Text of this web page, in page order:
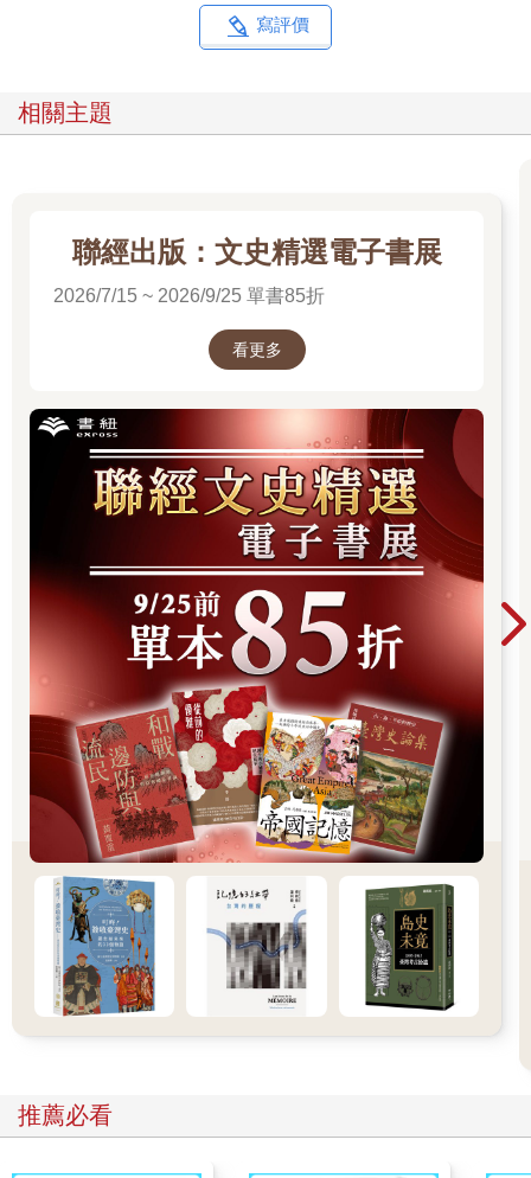
◎跨越派系，凝聚巴勒斯坦年輕人的大起義
檢門。此舉隨即在巴勒斯坦引發示威活動，而後在同年12月，美
撒冷、約旦河西岸到加薩走廊各地的年輕世代，甚至是出自擁有
心黨派領導之下，仍然串連起來，一場起義逐漸醞釀成形。由此
可見世代效應（cohort effect）的影響，一部分巴勒斯坦年輕人已
然揚棄1993年的《奧斯陸協議》（Oslo Accord），而協議中以
2021年春天，越線時刻到來。5月10日，哈瑪斯武裝支部
「艾茲丁．卡薩姆旅」（Ezzedine al-Qassam Brigades）宣稱，
若以色列部隊與猶太殖民者不撤出耶路撒冷清真寺廣場與東耶路
撒冷的「謝赫賈拉」（Cheikh Jarrah）社區，他們就要對以色列
發射火箭彈，為這場從加薩走廊擴散出去的全面起義揭開序幕。5
月17日，法塔赫（Fatah，全稱為「巴勒斯坦民族解放運動」
〔Palestinian National Liberation Movement〕）武裝支部「阿克
薩烈士旅」（Al-Aqsa Martyrs' Brigades）的成員16年來首次在自
治政府所在地拉馬拉（Ramallah）示威遊行，而來自黎巴嫩與約
旦的巴勒斯坦難民也紛紛向以色列邊界前進。
事實上，約旦河西岸早已被以色列的殖民活動割據得支離破
碎，據2021年統計，當地共有71萬9,452名猶太殖民者，其中32萬
6,523人定居在耶路撒冷，分散於151個「屯墾區」。敵視新一波
起義分子的以色列占領軍與巴勒斯坦自治政府的安全部門便在這
些地區密集巡邏。阿巴斯一度指望美國拜登政府（2021～2025
年）重啟談判，同時封殺來自哈瑪斯、巴勒斯坦伊斯蘭聖戰組織
（Palestinian Islamic Jihad）與巴勒斯坦人民解放陣線（Popular
Front for the Liberation of Palestine）等反對派的勢力，然而局勢
已經失控。「哲寧旅」（The Jenin Brigade）和「獅穴」（The
Lions' Den ）等武裝團體對猶太殖民者及以色列部隊發動的攻擊
日益頻繁，自然又引發以色列新一輪的反擊。此次起義行動主要
是由紮根在地的年輕地下成員組織而成，透過彼此的人際網絡相
互連結，還獲得民眾與家庭的保護，起事後便在約旦河西岸引發
骨牌效應。
麾下戰士主要出生於1990年代末至2000年代初，他們成長於以色
列殖民與法塔赫－哈瑪斯分裂的時代，在巴勒斯坦民族滿目瘡痍
的歷史中走向政治、武裝抗爭與地下活動的道路。此外，這些團
寫評價
相關主題
聯經出版：文史精選電子書展
2026/7/15 ~ 2026/9/25 單書85折
看更多
推薦必看